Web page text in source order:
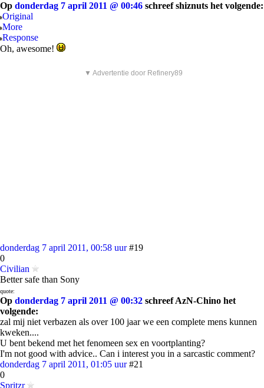
Op donderdag 7 april 2011 @ 00:46 schreef shiznuts het volgende:
Original
More
Response
Oh, awesome!
▼ Advertentie door Refinery89
donderdag 7 april 2011, 00:58 uur #19
0
Civilian
Better safe than Sony
quote:
Op donderdag 7 april 2011 @ 00:32 schreef AzN-Chino het
volgende:
zal mij niet verbazen als over 100 jaar we een complete mens kunnen
kweken....
U bent bekend met het fenomeen sex en voortplanting?
I'm not good with advice.. Can i interest you in a sarcastic comment?
donderdag 7 april 2011, 01:05 uur #21
0
Spritzr